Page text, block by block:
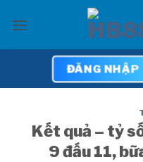
qua
ĐĂNG NHẬP
Kết quả – tỷ
9 đấu 11,